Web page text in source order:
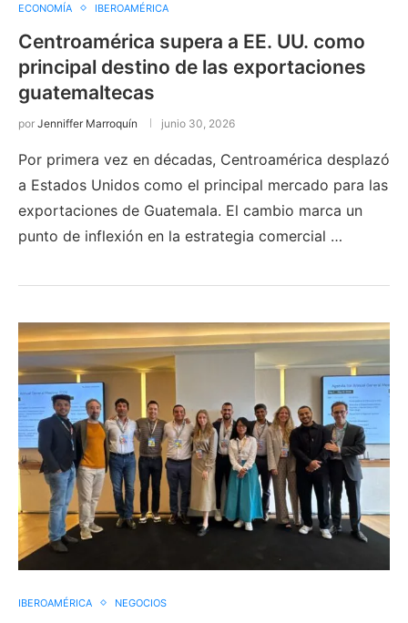
ECONOMÍA IBEROAMÉRICA
Centroamérica supera a EE. UU. como
principal destino de las exportaciones
guatemaltecas
por Jenniffer Marroquín junio 30, 2026
Por primera vez en décadas, Centroamérica desplazó
a Estados Unidos como el principal mercado para las
exportaciones de Guatemala. El cambio marca un
punto de inflexión en la estrategia comercial …
IBEROAMÉRICA NEGOCIOS